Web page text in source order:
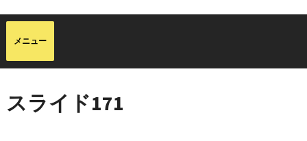
スライド171